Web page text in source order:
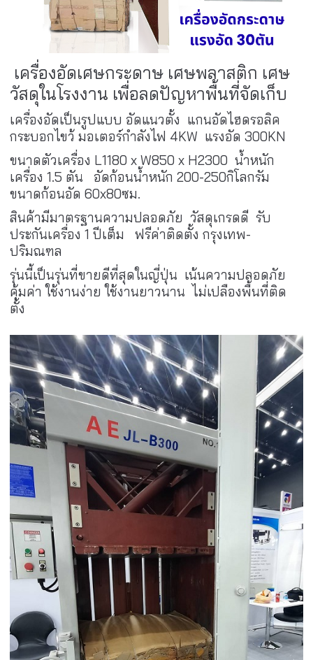
เครื่องอัดเศษกระดาษ เศษพลาสติก เศษ
วัสดุในโรงงาน เพื่อลดปัญหาพื้นที่จัดเก็บ
เครื่องอัดเป็นรูปแบบ อัดแนวตั้ง แกนอัดไฮดรอลิค
กระบอกไขว้ มอเตอร์กำลังไฟ 4KW แรงอัด 300KN
ขนาดตัวเครื่อง L1180 x W850 x H2300 น้ำหนัก
เครื่อง 1.5 ตัน อัดก้อนน้ำหนัก 200-250กิโลกรัม
ขนาดก้อนอัด 60x80ซม.
สินค้ามีมาตรฐานความปลอดภัย วัสดุเกรดดี รับ
ประกันเครื่อง 1 ปีเต็ม ฟรีค่าติดตั้ง กรุงเทพ-
ปริมณฑล
รุ่นนี้เป็นรุ่นที่ขายดีที่สุดในญี่ปุ่น เน้นความปลอดภัย
คุ้มค่า ใช้งานง่าย ใช้งานยาวนาน ไม่เปลืองพื้นที่ติด
ตั้ง